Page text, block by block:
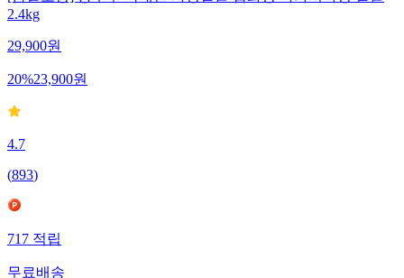
2.4kg
29,900원
20%23,900원
4.7
(893)
717적립